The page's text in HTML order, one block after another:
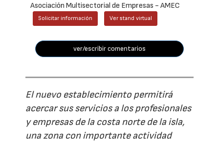
Asociación Multisectorial de Empresas - AMEC
Solicitar información Ver stand virtual
ver/escribir comentarios
El nuevo establecimiento permitirá
acercar sus servicios a los profesionales
y empresas de la costa norte de la isla,
una zona con importante actividad